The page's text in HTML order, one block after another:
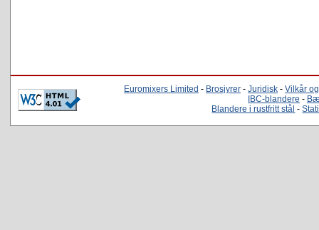
Euromixers Limited - Brosjyrer - Juridisk - Vilkår
IBC-blandere -
Blandere i rustfritt stål -